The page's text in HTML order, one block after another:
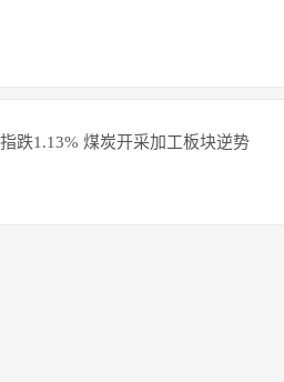
跌1.13% 煤炭开采加工板块逆势